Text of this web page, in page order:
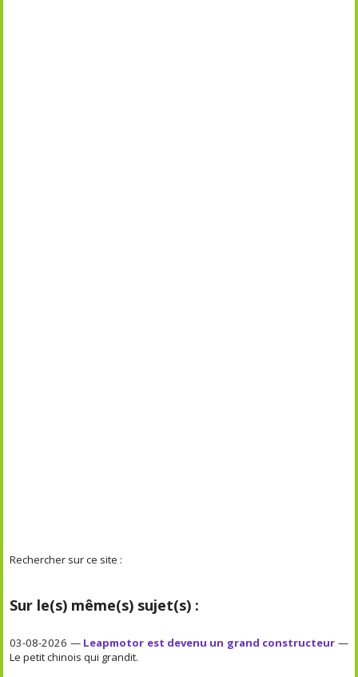
Rechercher sur ce site :
Sur le(s) même(s) sujet(s) :
03-08-2026 — Leapmotor est devenu un grand constructeur —
Le petit chinois qui grandit.